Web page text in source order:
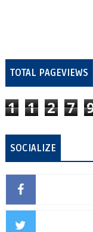
TOTAL PAGEVIEWS
1 1 2 7
SOCIALIZE